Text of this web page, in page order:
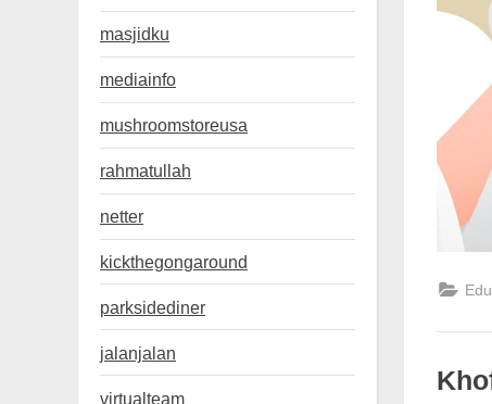
masjidku
mediainfo
mushroomstoreusa
rahmatullah
netter
kickthegongaround
parksidediner
jalanjalan
virtualteam